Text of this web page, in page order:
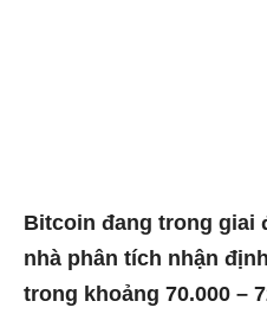
Bitcoin đang trong giai
nhà phân tích nhận
trong khoảng 70.000 –